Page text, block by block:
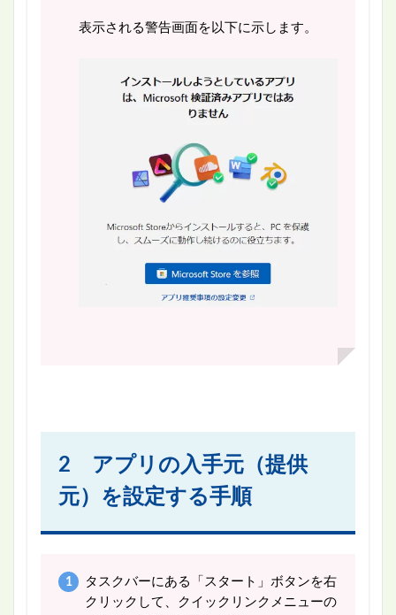
表示される警告画面を以下に示します。
2 アプリの入手元（提供
元）を設定する手順
タスクバーにある「スタート」ボタンを右
クリックして、クイックリンクメニューの